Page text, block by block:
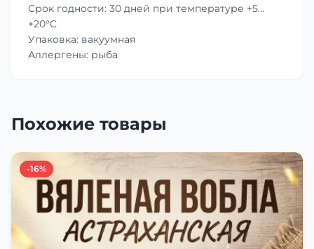
Срок годности: 30 дней при температуре +5…
+20°C
Упаковка: вакуумная
Аллергены: рыба
Похожие товары
-16%